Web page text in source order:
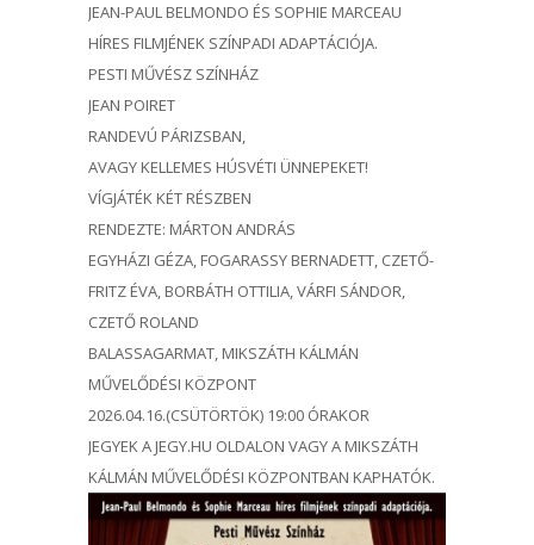
JEAN-PAUL BELMONDO ÉS SOPHIE MARCEAU
HÍRES FILMJÉNEK SZÍNPADI ADAPTÁCIÓJA.
PESTI MŰVÉSZ SZÍNHÁZ
JEAN POIRET
RANDEVÚ PÁRIZSBAN,
AVAGY KELLEMES HÚSVÉTI ÜNNEPEKET!
VÍGJÁTÉK KÉT RÉSZBEN
RENDEZTE: MÁRTON ANDRÁS
EGYHÁZI GÉZA, FOGARASSY BERNADETT, CZETŐ-
FRITZ ÉVA, BORBÁTH OTTILIA, VÁRFI SÁNDOR,
CZETŐ ROLAND
BALASSAGARMAT, MIKSZÁTH KÁLMÁN
MŰVELŐDÉSI KÖZPONT
2026.04.16.(CSÜTÖRTÖK) 19:00 ÓRAKOR
JEGYEK A JEGY.HU OLDALON VAGY A MIKSZÁTH
KÁLMÁN MŰVELŐDÉSI KÖZPONTBAN KAPHATÓK.